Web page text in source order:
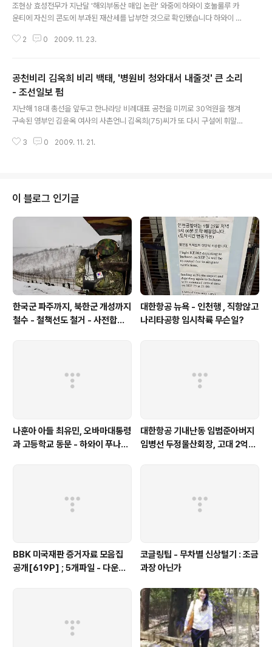
조현상 효성전무가 지난달 '해외부동산 매입 논란' 와중에 하와이 호눌룰루 카
운티에 자신의 콘도에 부과된 재산세를 납부한 것으로 확인됐습니다 하와이 호
콘도에 부과된 2기분 재산세 3,314달러 15센트 그리고 페널티 2달러 60센트,
조현상 상무가 지난해 7월 24일 하와이 호놀룰루에 2백62만달러 상당의 콘도
를 매입했다는 사실이 공개된 것은 지난달 20일이었습니다 그뒤 조현상 상무의
하와이 콘도 매입 자금출처등에 대한 논란이 있었고 조현상 전무의 소재와 관련
해 '신혼여행에서 돌아..
2 0 2009. 11. 23.
공천비리 김옥희 비리 백태, '병원비 청와대서 내줄것' 큰 소리
- 조선일보 펌
지난해 18대 총선을 앞두고 한나라당 비례대표 공천을 미끼로 30억원을 챙겨
구속된 영부인 김윤옥 여사의 사촌언니 김옥희(75)씨가 또 다시 구설에 휘말렸
는 작년 8월 구속 이후 한 차례의 구속집행정지와 세 차례의 형집행정지 요청이
형집행정지 연장 지난 2월부터 김씨가 머물고 있는 중앙대병원에 따르면, 김씨
가 두 차례의 수술비와 입원비 등으로 병원에 물어야 할 돈은 8000여만원에 이
른다. 병원 측은..
3 0 2009. 11. 21.
이 블로그 인기글
한국군 파주까지, 북한군 개성까지
철수 - 철책선도 철거 - 사전합의
대한항공 뉴욕 - 인천행 , 직항않고
나리타공항 임시착륙 무슨일?
나훈아 아들 최유민, 오바마대통령
과 고등학교 동문 - 하와이 푸나호
대한항공 기내난동 임범준아버지
임병선 두정물산회장, 고대 2억기
BBK 미국재판 증거자료 모음집
공개[619P] ; 5개파일 - 다운로
코글링팁 - 무차별 신상털기 : 조금
과장 아닌가